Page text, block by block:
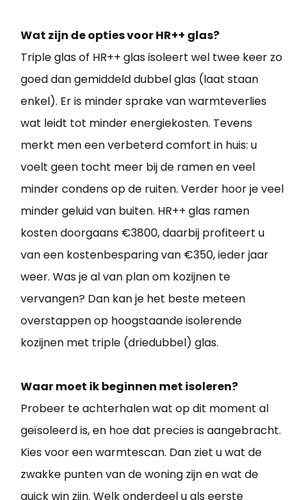
Wat zijn de opties voor HR++ glas?
Triple glas of HR++ glas isoleert wel twee keer zo
goed dan gemiddeld dubbel glas (laat staan
enkel). Er is minder sprake van warmteverlies
wat leidt tot minder energiekosten. Tevens
merkt men een verbeterd comfort in huis: u
voelt geen tocht meer bij de ramen en veel
minder condens op de ruiten. Verder hoor je veel
minder geluid van buiten. HR++ glas ramen
kosten doorgaans €3800, daarbij profiteert u
van een kostenbesparing van €350, ieder jaar
weer. Was je al van plan om kozijnen te
vervangen? Dan kan je het beste meteen
overstappen op hoogstaande isolerende
kozijnen met triple (driedubbel) glas.
Waar moet ik beginnen met isoleren?
Probeer te achterhalen wat op dit moment al
geïsoleerd is, en hoe dat precies is aangebracht.
Kies voor een warmtescan. Dan ziet u wat de
zwakke punten van de woning zijn en wat de
quick win zijn. Welk onderdeel u als eerste